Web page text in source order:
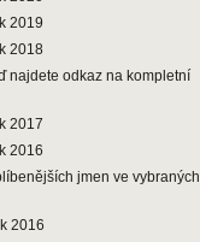
2019
2018
najdete odkaz na kompletní
2017
2016
jmen ve vybraných
2016